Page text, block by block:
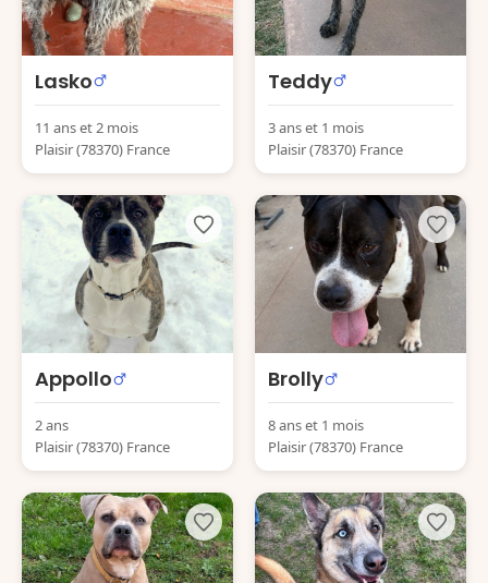
Lasko
11 ans et 2 mois
Plaisir (78370) France
Teddy
3 ans et 1 mois
Plaisir (78370) France
Appollo
2 ans
Plaisir (78370) France
Brolly
8 ans et 1 mois
Plaisir (78370) France